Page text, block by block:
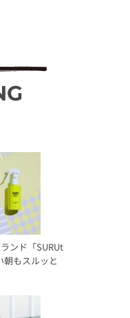
ンド「SURUt
もスルッと